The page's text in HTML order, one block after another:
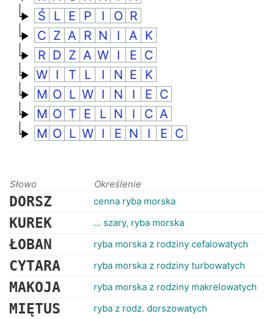
Ś
L E P I O R
C Z A R N I A K
R D Z A W I E C
W I T L I N E
K
M O L W I N I E C
M O T E L N I C A
M O L W I E N I E C
Słowo Określenie
DORSZ cenna ryba morska
KUREK ... szary, ryba morska
ŁOBAN ryba morska z rodziny cefalowatych
CYTARA ryba morska z rodziny turbowatych
MAKOJA ryba morska z rodziny makrelowatych
MIĘTUS ryba z rodz. dorszowatych